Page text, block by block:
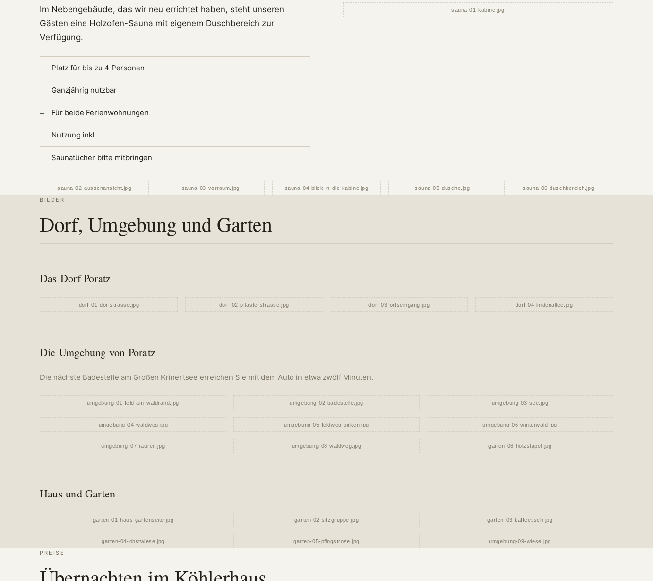
Im Nebengebäude, das wir neu errichtet haben, steht unseren
Gästen eine Holzofen-Sauna mit eigenem Duschbereich zur
Verfügung.
Platz für bis zu 4 Personen
Ganzjährig nutzbar
Für beide Ferienwohnungen
Nutzung inkl.
Saunatücher bitte mitbringen
BILDER
Dorf, Umgebung und Garten
Das Dorf Poratz
Die Umgebung von Poratz
Die nächste Badestelle am Großen Krinertsee erreichen Sie mit dem Auto in etwa zwölf Minuten.
Haus und Garten
PREISE